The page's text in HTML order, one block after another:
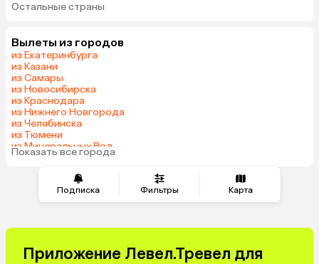
Подписка Фильтры Карта
Вьетнам
Грузия
Индонезия
Армения
Шри-Ланка
Азербайджан
Черногория
Индия
Сербия
Малайзия
Марокко
Катар
Южная Корея
Израиль
Гонконг
Остальные страны
Вылеты из городов
из Екатеринбурга
из Казани
из Самары
из Новосибирска
из Краснодара
из Нижнего Новгорода
из Челябинска
из Тюмени
из Минеральных Вод
из Омска
Показать все города
Приложение Левел.Тревел для